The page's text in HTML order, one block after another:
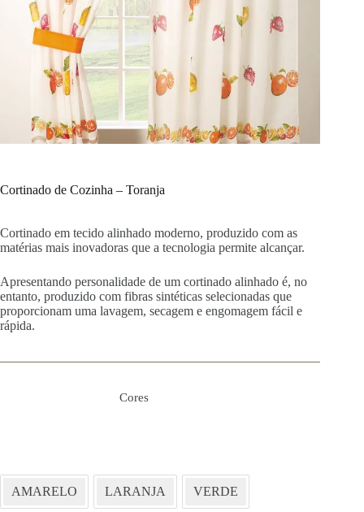
Cortinado de Cozinha – Toranja
Cortinado em tecido alinhado moderno, produzido com as
matérias mais inovadoras que a tecnologia permite alcançar.
Apresentando personalidade de um cortinado alinhado é, no
entanto, produzido com fibras sintéticas selecionadas que
proporcionam uma lavagem, secagem e engomagem fácil e
rápida.
Cores
AMARELO LARANJA VERDE